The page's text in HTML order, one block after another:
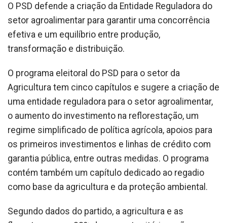
O PSD defende a criação da Entidade Reguladora do
setor agroalimentar para garantir uma concorrência
efetiva e um equilíbrio entre produção,
transformação e distribuição.
O programa eleitoral do PSD para o setor da
Agricultura tem cinco capítulos e sugere a criação de
uma entidade reguladora para o setor agroalimentar,
o aumento do investimento na reflorestação, um
regime simplificado de política agrícola, apoios para
os primeiros investimentos e linhas de crédito com
garantia pública, entre outras medidas. O programa
contém também um capítulo dedicado ao regadio
como base da agricultura e da proteção ambiental.
Segundo dados do partido, a agricultura e as